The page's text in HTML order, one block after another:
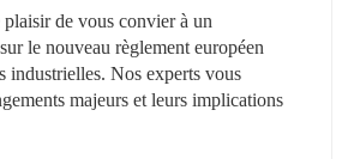
de vous convier à un
le nouveau règlement européen
industrielles. Nos experts vous
majeurs et leurs implications